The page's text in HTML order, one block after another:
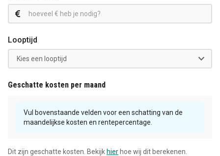
Looptijd
Geschatte kosten per maand
Vul bovenstaande velden voor een schatting van de
maandelijkse kosten en rentepercentage.
Dit zijn geschatte kosten. Bekijk hier hoe wij dit berekenen.